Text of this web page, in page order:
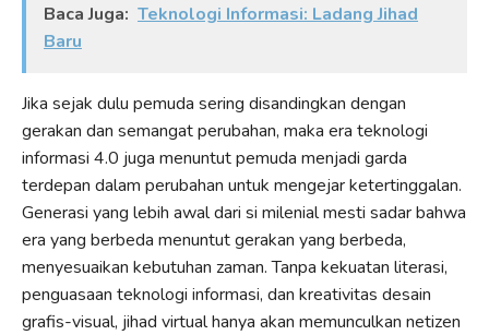
Baca Juga: Teknologi Informasi: Ladang Jihad
Baru
Jika sejak dulu pemuda sering disandingkan dengan
gerakan dan semangat perubahan, maka era teknologi
informasi 4.0 juga menuntut pemuda menjadi garda
terdepan dalam perubahan untuk mengejar ketertinggalan.
Generasi yang lebih awal dari si milenial mesti sadar bahwa
era yang berbeda menuntut gerakan yang berbeda,
menyesuaikan kebutuhan zaman. Tanpa kekuatan literasi,
penguasaan teknologi informasi, dan kreativitas desain
grafis-visual, jihad virtual hanya akan memunculkan netizen